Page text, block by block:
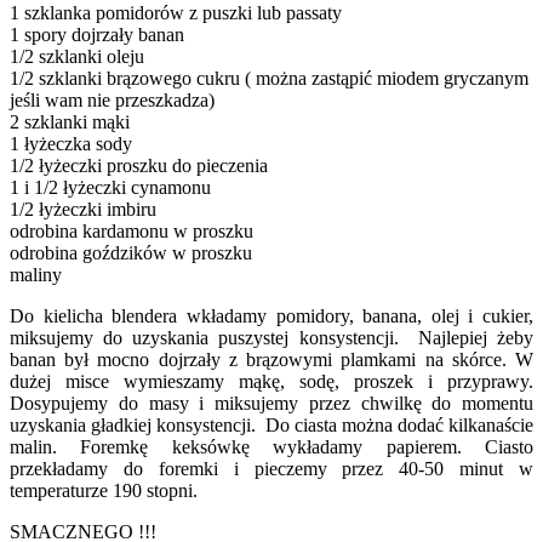
1 szklanka pomidorów z puszki lub passaty
1 spory dojrzały banan
1/2 szklanki oleju
1/2 szklanki brązowego cukru ( można zastąpić miodem gryczanym
jeśli wam nie przeszkadza)
2 szklanki mąki
1 łyżeczka sody
1/2 łyżeczki proszku do pieczenia
1 i 1/2 łyżeczki cynamonu
1/2 łyżeczki imbiru
odrobina kardamonu w proszku
odrobina goździków w proszku
maliny
Do kielicha blendera wkładamy pomidory, banana, olej i cukier,
miksujemy do uzyskania puszystej konsystencji. Najlepiej żeby
banan był mocno dojrzały z brązowymi plamkami na skórce. W
dużej misce wymieszamy mąkę, sodę, proszek i przyprawy.
Dosypujemy do masy i miksujemy przez chwilkę do momentu
uzyskania gładkiej konsystencji. Do ciasta można dodać kilkanaście
malin. Foremkę keksówkę wykładamy papierem. Ciasto
przekładamy do foremki i pieczemy przez 40-50 minut w
temperaturze 190 stopni.
SMACZNEGO !!!